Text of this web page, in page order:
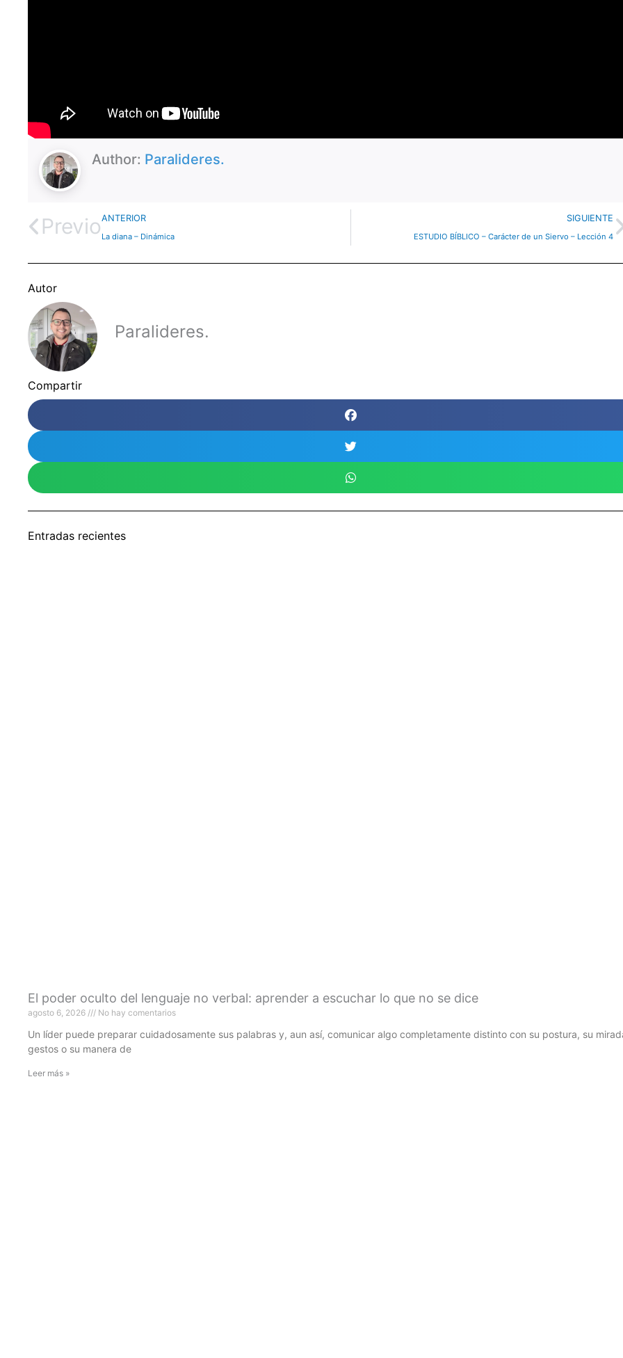
Author: Paralideres.
PrevioANTERIOR
La diana – Dinámica
SIGUIENTE
ESTUDIO BÍBLICO – Carácter de un Siervo – Lección 4
Autor
Paralideres.
Compartir
Entradas recientes
El poder oculto del lenguaje no verbal: aprender a escuchar lo que no se dice
agosto 6, 2026 No hay comentarios
Un líder puede preparar cuidadosamente sus palabras y, aun así, comunicar algo completamente distinto con su postura, su
gestos o su manera de
Leer más »